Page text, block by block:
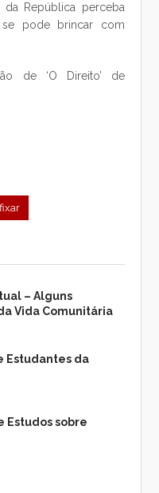
República perceba
pode brincar com
de ‘O Direito’ de
– Alguns
Vida Comunitária
Estudantes da
Estudos sobre